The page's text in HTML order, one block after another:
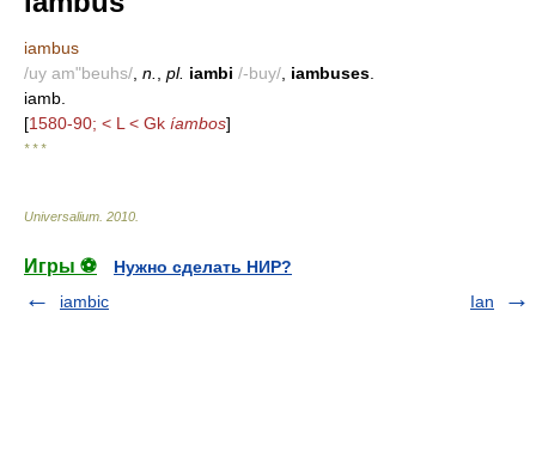
iambus
/uy am"beuhs/ n. pl. iambi /-buy/ iambuses
iamb.
[1580-90; < L < Gk íambos]
* * *
Universalium 2010
Игры ⚽
Нужно сделать НИР?
iambic
Ian